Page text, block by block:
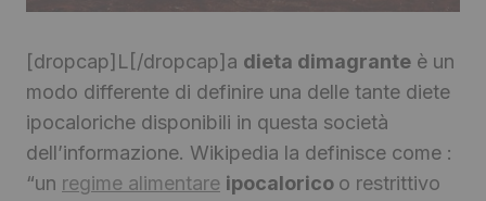
[dropcap]L[/dropcap]a dieta dimagrante è un
modo differente di definire una delle tante diete
ipocaloriche disponibili in questa società
dell’informazione. Wikipedia la definisce come :
“un regime alimentare ipocalorico o restrittivo